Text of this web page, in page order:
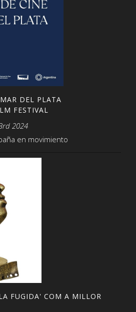
DEL PLATA
FESTIVAL
2024
en movimiento
FUGIDA' COM A MILLOR